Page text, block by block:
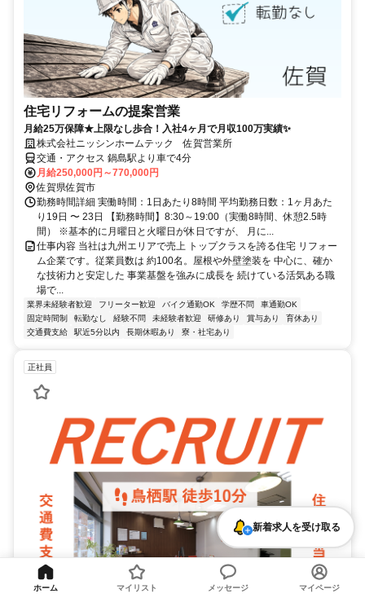
住宅リフォームの提案営業
月給25万保障★上限なし歩合！入社4ヶ月で月収100万実績✨
株式会社ニッシンホームテック 佐賀営業所
交通・アクセス 鍋島駅より車で4分
月給250,000円～770,000円
佐賀県佐賀市
勤務時間詳細 実働時間：1日あたり8時間 平均勤務日数：1ヶ月あた
り19日 〜 23日 【勤務時間】8:30～19:00（実働8時間、休憩2.5時
間） ※基本的に月曜日と火曜日が休日ですが、 月に...
仕事内容 当社は九州エリアで売上 トップクラスを誇る住宅 リフォー
ム企業です。従業員数は 約100名。屋根や外壁塗装を 中心に、確か
な技術力と安定した 事業基盤を強みに成長を 続けている活気ある職
場で...
業界未経験者歓迎 フリーター歓迎 バイク通勤OK 学歴不問
車通勤OK
固定時間制
転勤なし 経験不問 未経験者歓迎 研修あり 賞与あり
育休あり
交通費支給
駅近5分以内 長期休暇あり 寮・社宅あり
正社員
新着求人を受け取る
ホーム マイリスト メッセージ マイページ